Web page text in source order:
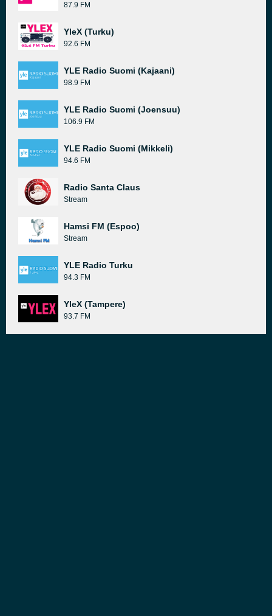
87.9 FM
YleX (Turku)
92.6 FM
YLE Radio Suomi (Kajaani)
98.9 FM
YLE Radio Suomi (Joensuu)
106.9 FM
YLE Radio Suomi (Mikkeli)
94.6 FM
Radio Santa Claus
Stream
Hamsi FM (Espoo)
Stream
YLE Radio Turku
94.3 FM
YleX (Tampere)
93.7 FM